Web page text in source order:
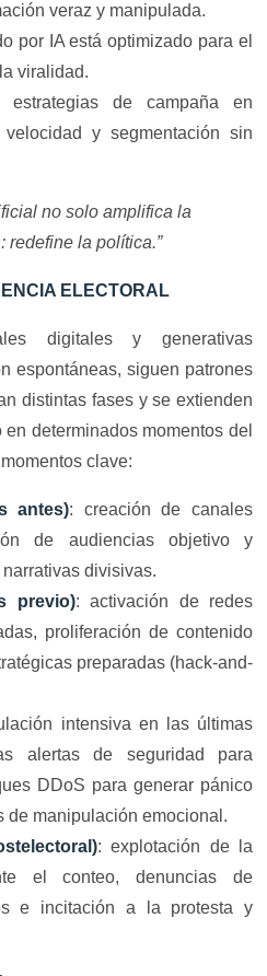
veraz y manipulada.
por IA está optimizado para el
viralidad.
estrategias de campaña en
y segmentación sin
no solo amplifica la
redefine la política.”
ELECTORAL
digitales y generativas
espontáneas, siguen patrones
distintas fases y se extienden
determinados momentos del
clave:
antes): creación de canales
de audiencias objetivo y
divisivas.
previo): activación de redes
proliferación de contenido
preparadas (hack-and-
intensiva en las últimas
alertas de seguridad para
DDoS para generar pánico
de manipulación emocional.
: explotación de la
el conteo, denuncias de
e incitación a la protesta y